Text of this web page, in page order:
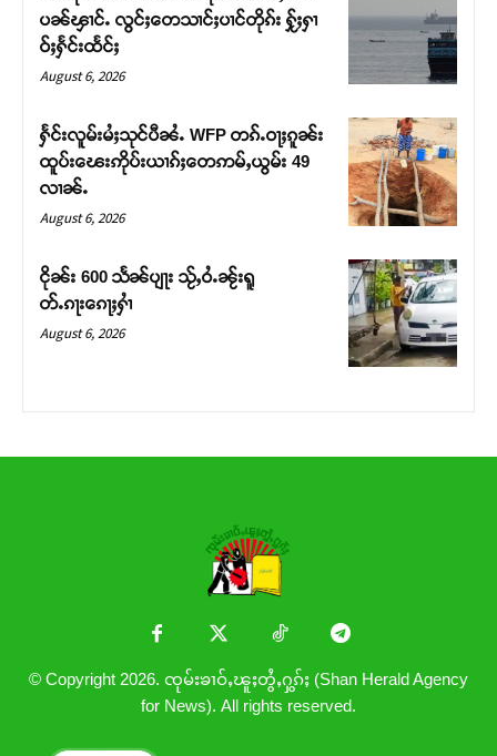
တႃႇႁႂ်ႈသဵင်ၵၢင်ၸႂ်ၵူၼ်းမိူင်း ၵူႈတီႈၵူႈလႅၼ်ပေႃးတေၸွ
တ်ႇ တူဝ်ႈလုမ်ႈၾႃႉၼၼ်ႉ ၶဝ်ႈႁူမ်ႈၵမ်ႉထႅမ် ၸုမ်းၶၢ
ဝ်ႇၽူႈတွႆႇႁွၵ်ႈ လႆႈယူႇၶႃႈဢေႃႈ။
ပၼ်ၾၢင်ႉ လွင်ႈတေသၢင်ႈပၢင်တိုၵ်း ႁႂ်ႈႁၢ
ဝ်ႈႁႅင်းထႅင်ႈ
August 6, 2026
ႁႅင်းလူမ်းမႆႈသုင်ပီၼႆႉ WFP တၵ်ႉဝႃႈၵူၼ်း
ထူပ်းၽေးဢိုပ်းယၢၵ်ႈတေဢမ်ႇယွမ်း 49
လၢၼ်ႉ
August 6, 2026
ငိုၼ်း 600 သႅၼ်ပျႃး သႂ်ႇဝႆႉၼႂ်းရူ
တ်ႉၵႃးၵေႃႈႁၢႆ
August 6, 2026
© Copyright 2026. ၸုမ်းၶၢဝ်ႇၽူႈတွႆႇႁွၵ်ႈ (Shan Herald Agency
for News). All rights reserved.